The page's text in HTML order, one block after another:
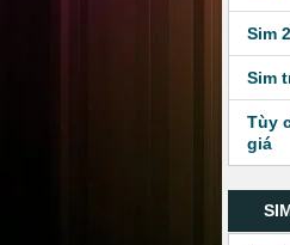
Sim
Sim
Tùy
giá